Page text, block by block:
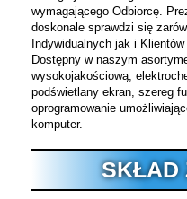
wymagającego Odbiorcę.
doskonale sprawdzi się
Indywidualnych jak i
Dostępny w naszym
wysokojakościową,
podświetlany ekran, szereg
oprogramowanie
komputer.
SKŁAD